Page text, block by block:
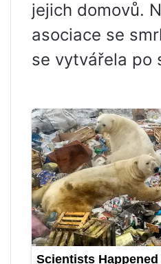
jejich domovů.
asociace se
se vytvářela po